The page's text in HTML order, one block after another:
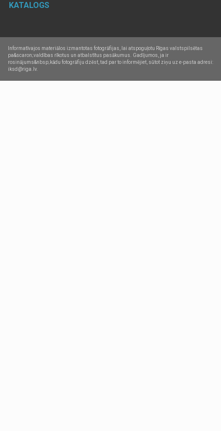
KATALOGS
Informatīvajos materiālos izmantotas fotogrāfijas, lai atspoguļotu Rīgas valstspilsētas
pa&scaron;valdības rīkotus un atbalstītus pasākumus. Gadījumos, ja ir
rosinājums&nbsp;kādu fotogrāfiju dzēst, tad par to informējiet, sūtot ziņu uz e-pasta adresi:
iksd@riga.lv.